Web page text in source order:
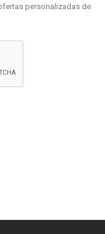
personalizadas de